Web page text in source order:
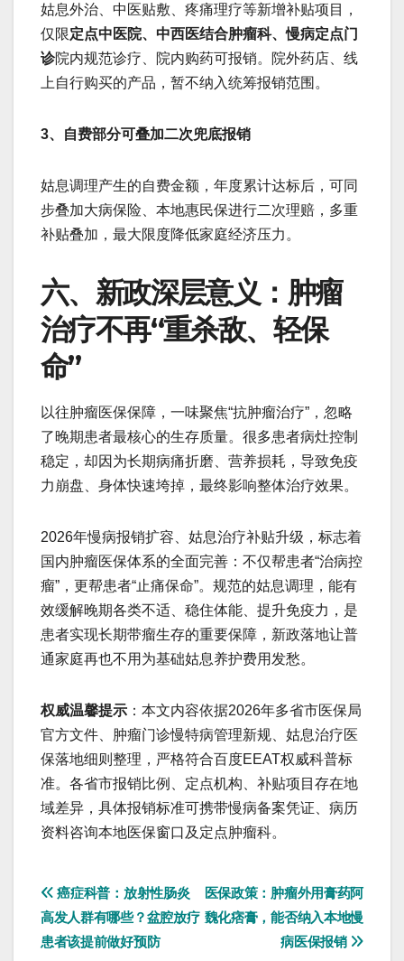
姑息外治、中医贴敷、疼痛理疗等新增补贴项目，
仅限定点中医院、中西医结合肿瘤科、慢病定点门
诊院内规范诊疗、院内购药可报销。院外药店、线
上自行购买的产品，暂不纳入统筹报销范围。
3、自费部分可叠加二次兜底报销
姑息调理产生的自费金额，年度累计达标后，可同
步叠加大病保险、本地惠民保进行二次理赔，多重
补贴叠加，最大限度降低家庭经济压力。
六、新政深层意义：肿瘤
治疗不再“重杀敌、轻保
命”
以往肿瘤医保保障，一味聚焦“抗肿瘤治疗”，忽略
了晚期患者最核心的生存质量。很多患者病灶控制
稳定，却因为长期病痛折磨、营养损耗，导致免疫
力崩盘、身体快速垮掉，最终影响整体治疗效果。
2026年慢病报销扩容、姑息治疗补贴升级，标志着
国内肿瘤医保体系的全面完善：不仅帮患者“治病控
瘤”，更帮患者“止痛保命”。规范的姑息调理，能有
效缓解晚期各类不适、稳住体能、提升免疫力，是
患者实现长期带瘤生存的重要保障，新政落地让普
通家庭再也不用为基础姑息养护费用发愁。
权威温馨提示 ：本文内容依据2026年多省市医保局
官方文件、肿瘤门诊慢特病管理新规、姑息治疗医
保落地细则整理，严格符合百度EEAT权威科普标
准。各省市报销比例、定点机构、补贴项目存在地
域差异，具体报销标准可携带慢病备案凭证、病历
资料咨询本地医保窗口及定点肿瘤科。
文
章
医保政策：肿瘤外用膏药阿
魏化痞膏，能否纳入本地慢
病医保报销
癌症科普：放射性肠炎
高发人群有哪些？盆腔放疗
患者该提前做好预防